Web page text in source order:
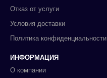
Отказ от услуги
Условия доставки
Политика конфиденциальности
ИНФОРМАЦИЯ
О компании